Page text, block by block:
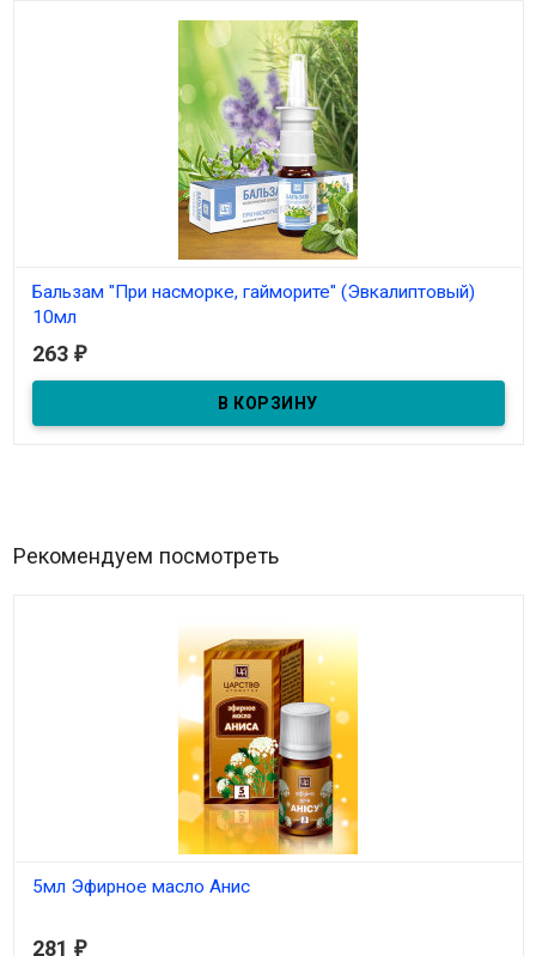
Бальзам "При насморке, гайморите" (Эвкалиптовый)
10мл
В наличии
Бальзам-спрей "При насморке, гайморите" 10мл
263 ₽
Рекомендуем посмотреть
5мл Эфирное масло Анис
281 ₽